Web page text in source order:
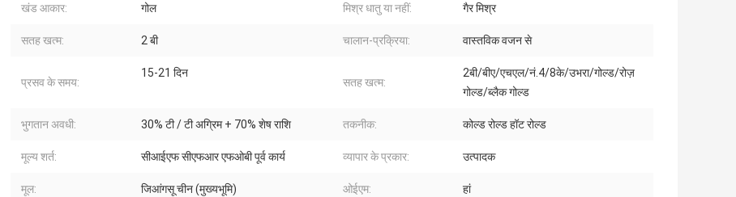
खंड आकार: गोल मिश्र धातु या नहीं: गैर मिश्र
सतह खत्म: 2 बी चालान-प्रक्रिया: वास्तविक वजन से
प्रसव के समय:
15-21 दिन
सतह खत्म:
2बी/बीए/एचएल/नं.4/8के/उभरा/गोल्ड/रोज़
गोल्ड/ब्लैक गोल्ड
भुगतान अवधी: 30% टी / टी अग्रिम + 70% शेष राशि तकनीक: कोल्ड रोल्ड हॉट रोल्ड
मूल्य शर्त: सीआईएफ सीएफआर एफओबी पूर्व कार्य व्यापार के प्रकार: उत्पादक
मूल: जिआंगसू चीन (मुख्यभूमि) ओईएम: हां